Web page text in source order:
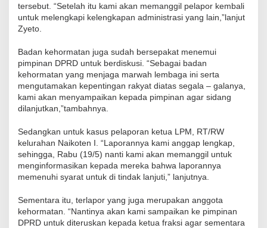
tersebut. “Setelah itu kami akan memanggil pelapor kembali
untuk melengkapi kelengkapan administrasi yang lain,”lanjut
Zyeto.
Badan kehormatan juga sudah bersepakat menemui
pimpinan DPRD untuk berdiskusi. “Sebagai badan
kehormatan yang menjaga marwah lembaga ini serta
mengutamakan kepentingan rakyat diatas segala – galanya,
kami akan menyampaikan kepada pimpinan agar sidang
dilanjutkan,”tambahnya.
Sedangkan untuk kasus pelaporan ketua LPM, RT/RW
kelurahan Naikoten I. “Laporannya kami anggap lengkap,
sehingga, Rabu (19/5) nanti kami akan memanggil untuk
menginformasikan kepada mereka bahwa laporannya
memenuhi syarat untuk di tindak lanjuti,” lanjutnya.
Sementara itu, terlapor yang juga merupakan anggota
kehormatan. “Nantinya akan kami sampaikan ke pimpinan
DPRD untuk diteruskan kepada ketua fraksi agar sementara